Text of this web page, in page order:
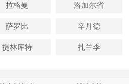
拉格曼 洛加尔省
萨罗比 辛丹德
提林库特 扎兰季